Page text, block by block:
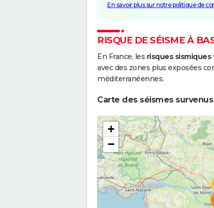
En savoir plus sur notre politique de
RISQUE DE SÉISME À
En France, les risques sismiques
avec des zones plus exposées
méditerranéennes.
Carte des séismes
+
−